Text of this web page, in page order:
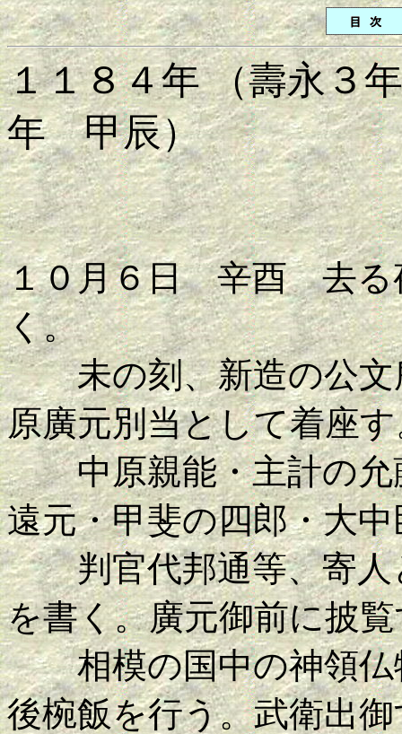
１１８４年 （壽永３
年 甲辰）
１０月６日 辛酉 去る
く。
未の刻、新造の公文
原廣元別当として着座
中原親能・主計の允
遠元・甲斐の四郎・大
判官代邦通等、寄人
を書く。廣元御前に披
相模の国中の神領仏
後椀飯を行う。武衛出